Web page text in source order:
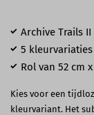
Archive Trails II
5 kleurvariaties
Rol van 52 cm
Kies voor een
kleurvariant. Het